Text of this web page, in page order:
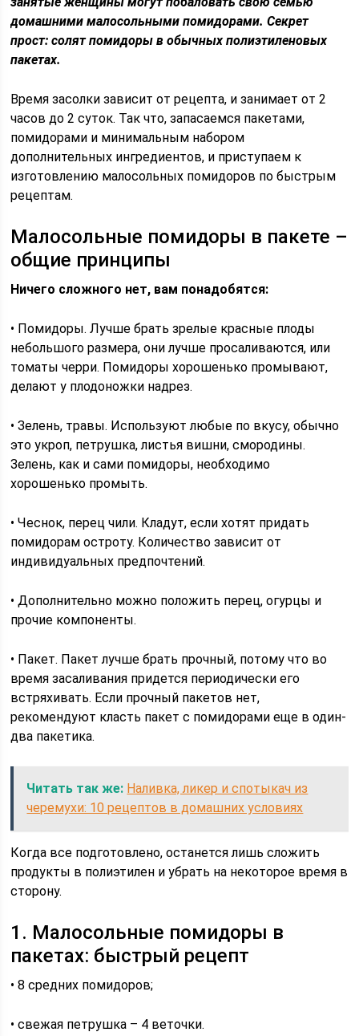
домашними малосольными помидорами. Секрет
прост: солят помидоры в обычных полиэтиленовых
пакетах.
Время засолки зависит от рецепта, и занимает от 2
часов до 2 суток. Так что, запасаемся пакетами,
помидорами и минимальным набором
дополнительных ингредиентов, и приступаем к
изготовлению малосольных помидоров по быстрым
рецептам.
Малосольные помидоры в пакете –
общие принципы
Ничего сложного нет, вам понадобятся:
• Помидоры. Лучше брать зрелые красные плоды
небольшого размера, они лучше просаливаются, или
томаты черри. Помидоры хорошенько промывают,
делают у плодоножки надрез.
• Зелень, травы. Используют любые по вкусу, обычно
это укроп, петрушка, листья вишни, смородины.
Зелень, как и сами помидоры, необходимо
хорошенько промыть.
• Чеснок, перец чили. Кладут, если хотят придать
помидорам остроту. Количество зависит от
индивидуальных предпочтений.
• Дополнительно можно положить перец, огурцы и
прочие компоненты.
• Пакет. Пакет лучше брать прочный, потому что во
время засаливания придется периодически его
встряхивать. Если прочный пакетов нет,
рекомендуют класть пакет с помидорами еще в один-
два пакетика.
Читать так же: Наливка, ликер и спотыкач из
черемухи: 10 рецептов в домашних условиях
Когда все подготовлено, останется лишь сложить
продукты в полиэтилен и убрать на некоторое время в
сторону.
1. Малосольные помидоры в
пакетах: быстрый рецепт
• 8 средних помидоров;
• свежая петрушка – 4 веточки.